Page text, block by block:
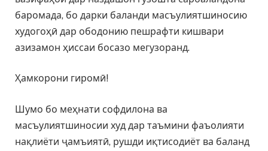
баромада, бо дарки баланди масъулиятшиносию
худогоҳӣ дар ободонию пешрафти кишвари
азизамон ҳиссаи босазо мегузоранд.
Ҳамкорони гиромӣ!
Шумо бо меҳнати софдилона ва
масъулиятшиносии худ дар таъмини фаъолияти
нақлиёти ҷамъиятӣ, рушди иқтисодиёт ва баланд